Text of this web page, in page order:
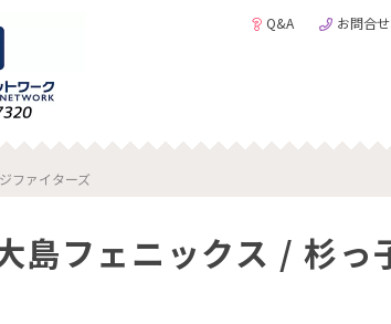
Q&A お問合せ
ファイターズ
島フェニックス / 杉っ